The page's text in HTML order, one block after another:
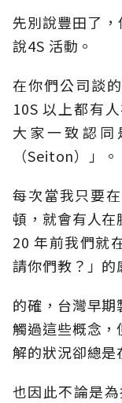
先別說豐田了
說4S 活動。
在你們公司談
10S 以上都有
大家一致認同
（Seiton）」。
每次當我只要
頓，就會有人在
20 年前我們就
請你們教？」的
的確，台灣早
觸過這些概念
解的狀況卻總是
也因此不論是